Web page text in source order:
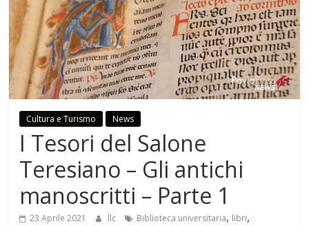
Cultura e Turismo News
I Tesori del Salone
Teresiano – Gli antichi
manoscritti – Parte 1
23 Aprile 2021 llc Biblioteca universitaria, libri,